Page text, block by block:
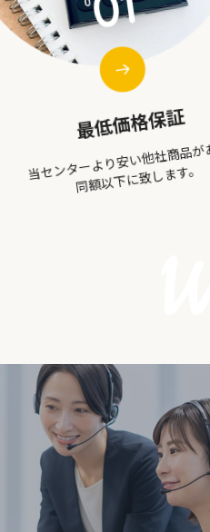
2ヵ国留学サポート
最大限効果的に
英語力をつける！！